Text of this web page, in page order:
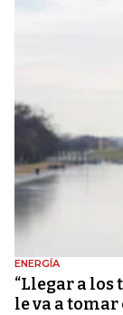
ENERGÍA
“Llegar a
le va a tomar